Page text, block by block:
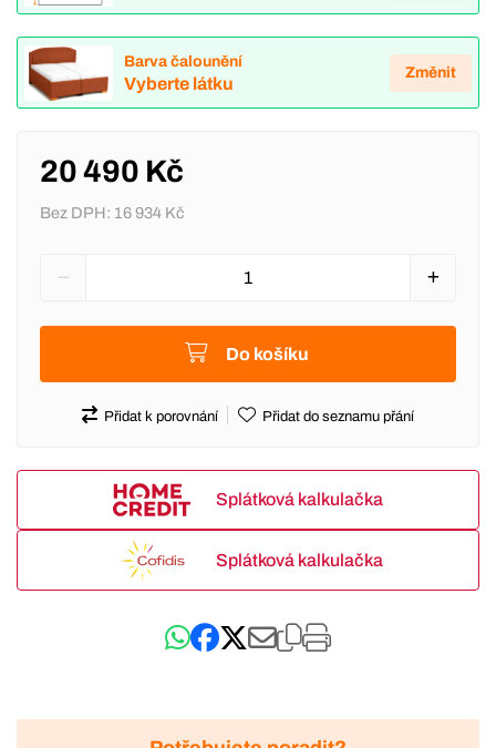
Barva čalounění
Vyberte látku
Změnit
20 490 Kč
Bez DPH: 16 934 Kč
Do košíku
Přidat k porovnání Přidat do seznamu přání
Splátková kalkulačka
Splátková kalkulačka